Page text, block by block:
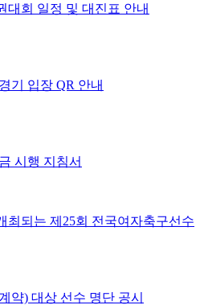
대회 일정 및 대진표 안내
기 입장 QR 안내
시행 지침서
최되는 제25회 전국여자축구선수
약) 대상 선수 명단 공시